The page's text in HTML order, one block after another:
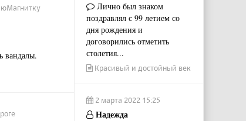
вандалы.
Лично был знаком
поздравлял с 99 летием со
дня рождения и
договорились отметить
столетия...
Красивый и достойный век
2 марта 2022 15:25
Надежда